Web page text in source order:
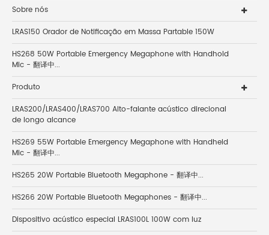
Sobre nós
LRAS150 Orador de Notificação em Massa Partable 150W
HS268 50W Portable Emergency Megaphone with Handhold
Mic - 翻译中...
Produto
LRAS200/LRAS400/LRAS700 Alto-falante acústico direcional
de longo alcance
HS269 55W Portable Emergency Megaphone with Handheld
Mic - 翻译中...
HS265 20W Portable Bluetooth Megaphone - 翻译中...
HS266 20W Portable Bluetooth Megaphones - 翻译中...
Dispositivo acústico especial LRAS100L 100W com luz